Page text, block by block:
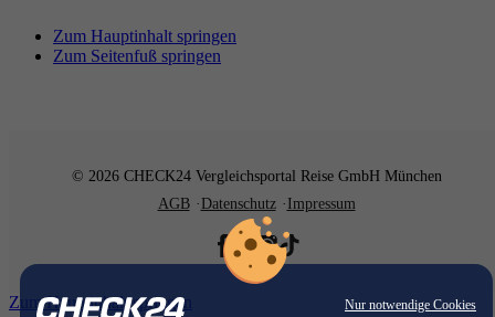
Nur notwendige Cookies
Zum Hauptinhalt springen
Zum Seitenfuß springen
© 2026 CHECK24 Vergleichsportal Reise GmbH München
AGB
Datenschutz Impressum
Zum Hauptinhalt springen